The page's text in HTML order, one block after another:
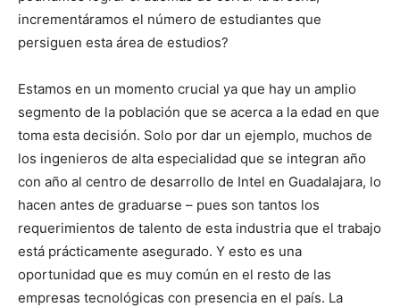
incrementáramos el número de estudiantes que
persiguen esta área de estudios?
Estamos en un momento crucial ya que hay un amplio
segmento de la población que se acerca a la edad en que
toma esta decisión. Solo por dar un ejemplo, muchos de
los ingenieros de alta especialidad que se integran año
con año al centro de desarrollo de Intel en Guadalajara, lo
hacen antes de graduarse – pues son tantos los
requerimientos de talento de esta industria que el trabajo
está prácticamente asegurado. Y esto es una
oportunidad que es muy común en el resto de las
empresas tecnológicas con presencia en el país. La